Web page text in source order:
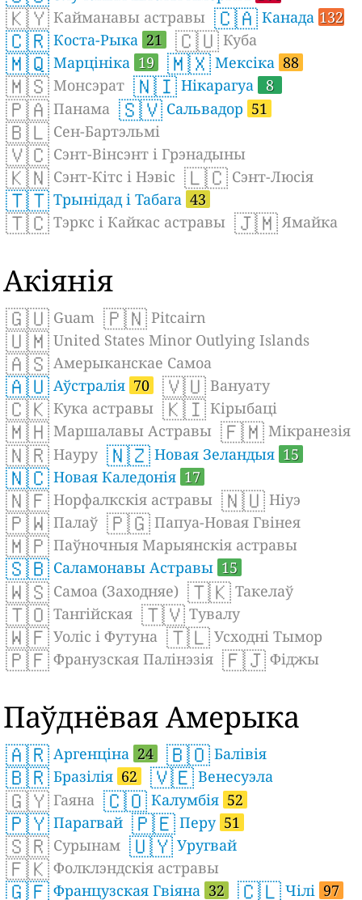
🇰🇾 Кайманавы астравы 🇨🇦 Канада 132
🇨🇷 Коста-Рыка 21 🇨🇺 Куба
🇲🇶 Марцініка 19 🇲🇽 Мексіка 88
🇲🇸 Монсэрат 🇳🇮 Нікарагуа 8
🇵🇦 Панама 🇸🇻 Сальвадор 51
🇧🇱 Сен-Бартэльмі
🇻🇨 Сэнт-Вінсэнт і Грэнадыны
🇰🇳 Сэнт-Кітс і Нэвіс 🇱🇨 Сэнт-Люсія
🇹🇹 Трынідад і Табага 43
🇹🇨 Тэркс і Кайкас астравы 🇯🇲 Ямайка
Акіянія
🇬🇺 Guam 🇵🇳 Pitcairn
🇺🇲 United States Minor Outlying Islands
🇦🇸 Амерыканскае Самоа
🇦🇺 Аўстралія 70 🇻🇺 Вануату
🇨🇰 Кука астравы 🇰🇮 Кірыбаці
🇲🇭 Маршалавы Астравы 🇫🇲 Мікранезія
🇳🇷 Науру 🇳🇿 Новая Зеландыя 15
🇳🇨 Новая Каледонія 17
🇳🇫 Норфалкскія астравы 🇳🇺 Ніуэ
🇵🇼 Палаў 🇵🇬 Папуа-Новая Гвінея
🇲🇵 Паўночныя Марыянскія астравы
🇸🇧 Саламонавы Астравы 15
🇼🇸 Самоа (Заходняе) 🇹🇰 Такелаў
🇹🇴 Тангійская 🇹🇻 Тувалу
🇼🇫 Уоліс і Футуна 🇹🇱 Усходні Тымор
🇵🇫 Франузская Палінэзія 🇫🇯 Фіджы
Паўднёвая Амерыка
🇦🇷 Аргенціна 24 🇧🇴 Балівія
🇧🇷 Бразілія 62 🇻🇪 Венесуэла
🇬🇾 Гаяна 🇨🇴 Калумбія 52
🇵🇾 Парагвай 🇵🇪 Перу 51
🇸🇷 Сурынам 🇺🇾 Уругвай
🇫🇰 Фолклэндскія астравы
🇬🇫 Французская Гвіяна 32 🇨🇱 Чілі 97